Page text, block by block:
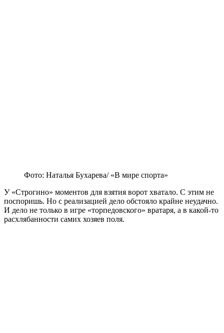
Фото: Наталья Бухарева/ «В мире спорта»
У «Строгино» моментов для взятия ворот хватало. С этим не
поспоришь. Но с реализацией дело обстояло крайне неудачно.
И дело не только в игре «торпедовского» вратаря, а в какой-то
расхлябанности самих хозяев поля.